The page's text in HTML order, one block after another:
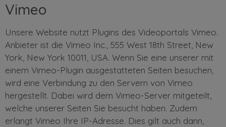
Vimeo
Unsere Website nutzt Plugins des Videoportals Vimeo.
Anbieter ist die Vimeo Inc., 555 West 18th Street, New
York, New York 10011, USA. Wenn Sie eine unserer mit
einem Vimeo-Plugin ausgestatteten Seiten besuchen,
wird eine Verbindung zu den Servern von Vimeo
hergestellt. Dabei wird dem Vimeo-Server mitgeteilt,
welche unserer Seiten Sie besucht haben. Zudem
erlangt Vimeo Ihre IP-Adresse. Dies gilt auch dann,